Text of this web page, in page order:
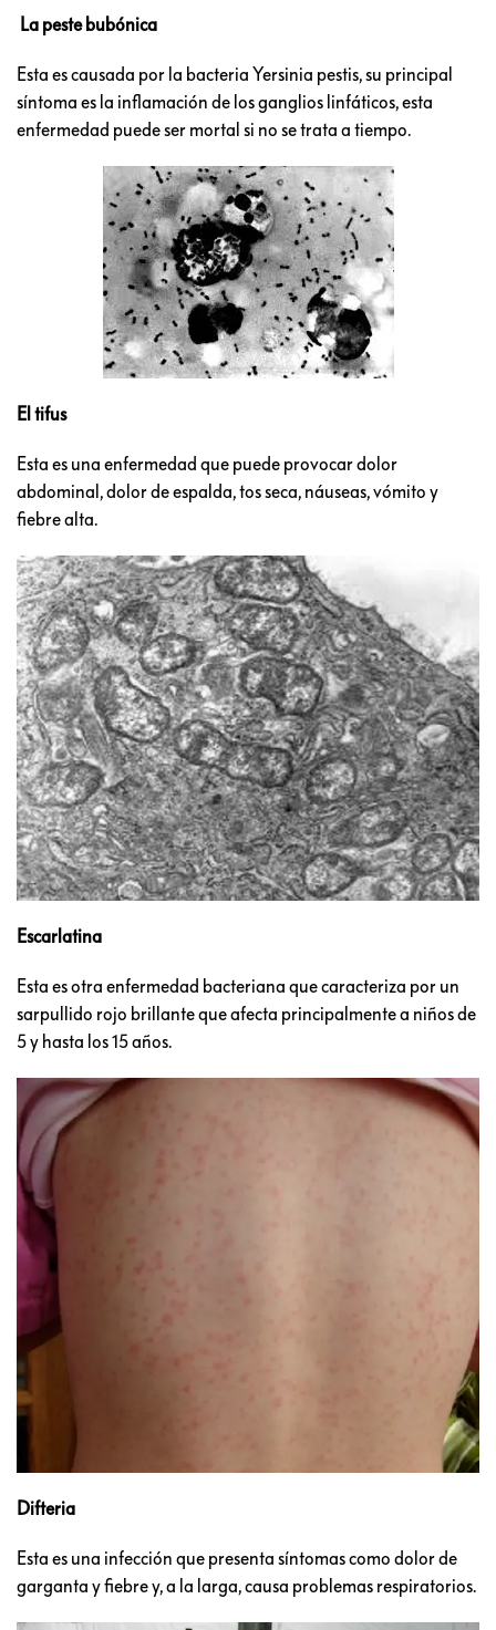
La peste bubónica
Esta es causada por la bacteria Yersinia pestis, su principal
síntoma es la inflamación de los ganglios linfáticos, esta
enfermedad puede ser mortal si no se trata a tiempo.
El tifus
Esta es una enfermedad que puede provocar dolor
abdominal, dolor de espalda, tos seca, náuseas, vómito y
fiebre alta.
Escarlatina
Esta es otra enfermedad bacteriana que caracteriza por un
sarpullido rojo brillante que afecta principalmente a niños de
5 y hasta los 15 años.
Difteria
Esta es una infección que presenta síntomas como dolor de
garganta y fiebre y, a la larga, causa problemas respiratorios.